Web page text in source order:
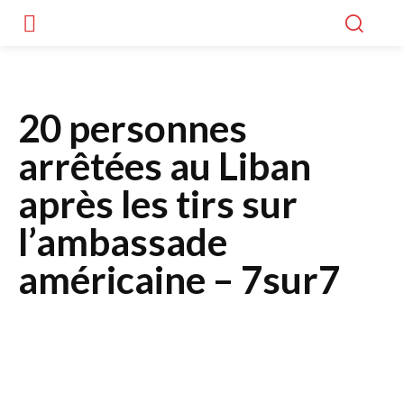
20 personnes
arrêtées au Liban
après les tirs sur
l’ambassade
américaine – 7sur7